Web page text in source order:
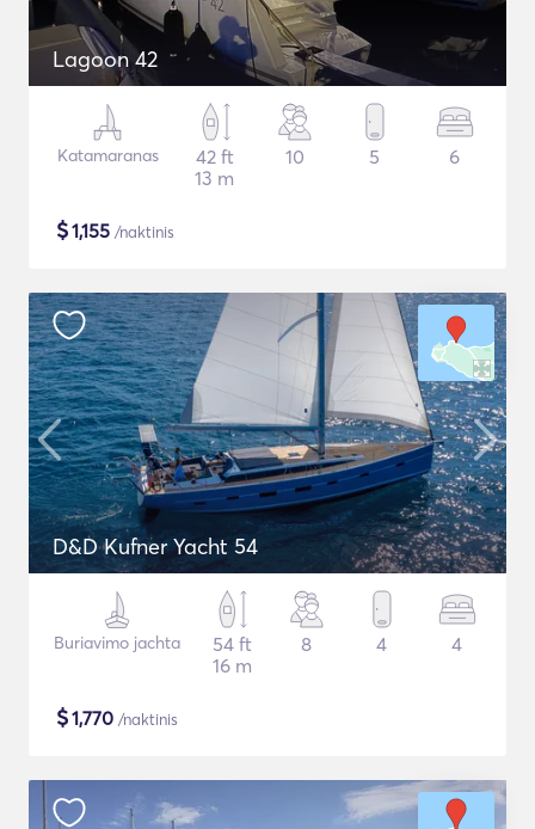
Lagoon 42
Katamaranas
42 ft
13 m
10 5 6
$1,155 /naktinis
D&D Kufner Yacht 54
Buriavimo jachta
54 ft
16 m
8 4 4
$1,770 /naktinis